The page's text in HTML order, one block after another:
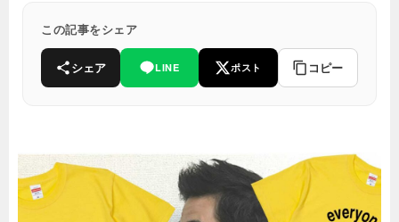
この記事をシェア
シェア LINE ポスト コピー